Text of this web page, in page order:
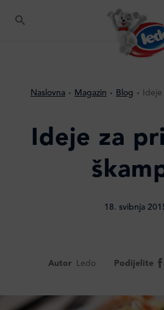
Naslovna Magazin Blog
Ideje za
18. svibnja
Autor Ledo Podijelite